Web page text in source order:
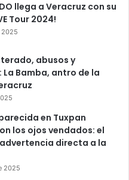
llega a Veracruz con su
Tour 2024!
2025
abusos y
Bamba, antro de la
en Tuxpan
los ojos vendados: el
directa a la
2025